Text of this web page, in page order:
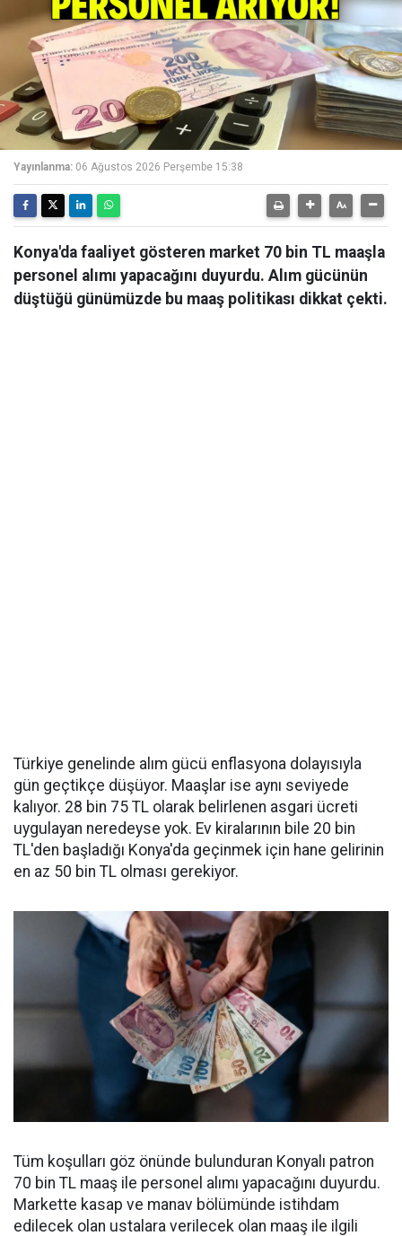
Yayınlanma: 06 Ağustos 2026 Perşembe 15:38
Konya'da faaliyet gösteren market 70 bin TL maaşla
personel alımı yapacağını duyurdu. Alım gücünün
düştüğü günümüzde bu maaş politikası dikkat çekti.
Türkiye genelinde alım gücü enflasyona dolayısıyla
gün geçtikçe düşüyor. Maaşlar ise aynı seviyede
kalıyor. 28 bin 75 TL olarak belirlenen asgari ücreti
uygulayan neredeyse yok. Ev kiralarının bile 20 bin
TL'den başladığı Konya'da geçinmek için hane gelirinin
en az 50 bin TL olması gerekiyor.
Tüm koşulları göz önünde bulunduran Konyalı patron
70 bin TL maaş ile personel alımı yapacağını duyurdu.
Markette kasap ve manav bölümünde istihdam
edilecek olan ustalara verilecek olan maaş ile ilgili